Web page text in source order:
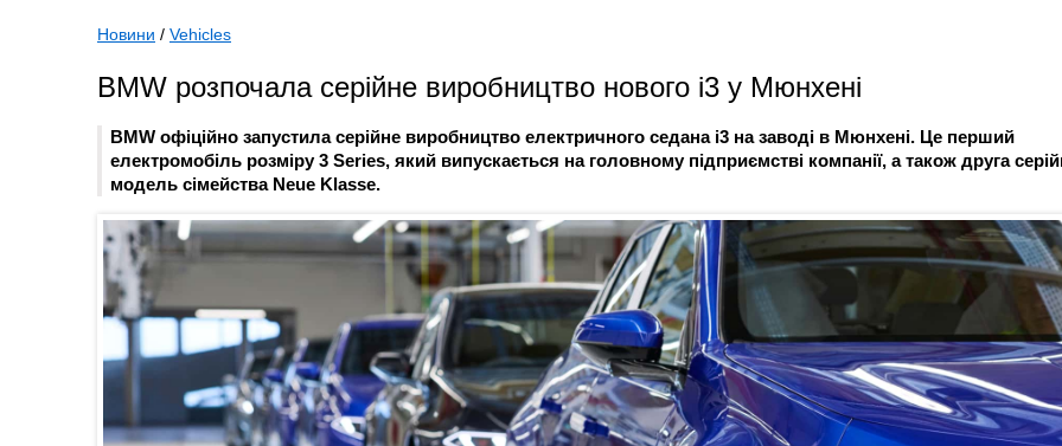
Новини / Vehicles
BMW розпочала серійне виробництво нового i3 у Мюнхені
BMW офіційно запустила серійне виробництво електричного седана i3 на заводі в Мюнхені. Це перший
електромобіль розміру 3 Series, який випускається на головному підприємстві компанії, а також друга
модель сімейства Neue Klasse.